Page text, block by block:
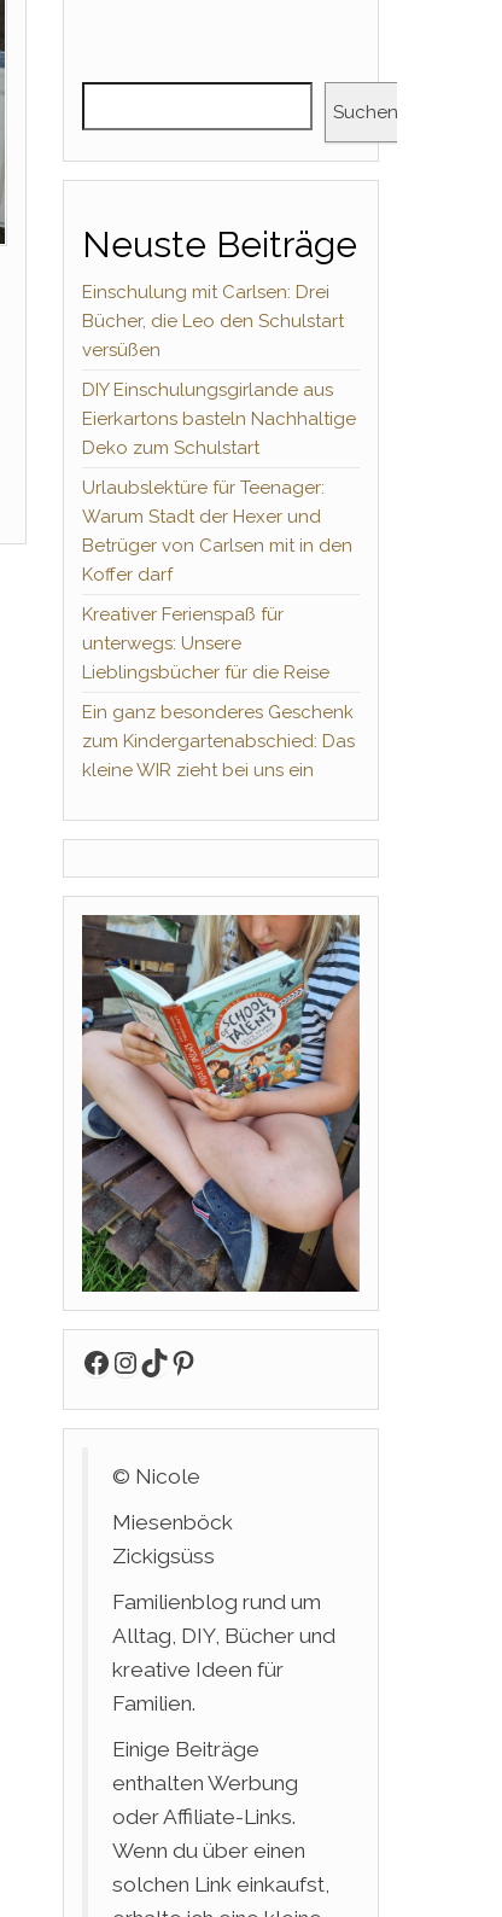
Suchen
Neuste Beiträge
Einschulung mit Carlsen: Drei
Bücher, die Leo den Schulstart
versüßen
DIY Einschulungsgirlande aus
Eierkartons basteln Nachhaltige
Deko zum Schulstart
Urlaubslektüre für Teenager:
Warum Stadt der Hexer und
Betrüger von Carlsen mit in den
Koffer darf
Kreativer Ferienspaß für
unterwegs: Unsere
Lieblingsbücher für die Reise
Ein ganz besonderes Geschenk
zum Kindergartenabschied: Das
kleine WIR zieht bei uns ein
Facebook
Instagram
TikTok
Pinterest
© Nicole
Miesenböck
Zickigsüss
Familienblog rund um
Alltag, DIY, Bücher und
kreative Ideen für
Familien.
Einige Beiträge
enthalten Werbung
oder Affiliate-Links.
Wenn du über einen
solchen Link einkaufst,